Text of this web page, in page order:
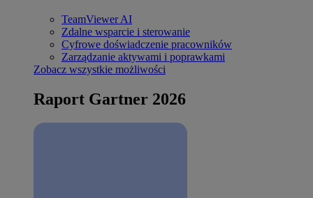
TeamViewer AI
Zdalne wsparcie i sterowanie
Cyfrowe doświadczenie pracowników
Zarządzanie aktywami i poprawkami
Zobacz wszystkie możliwości
Raport Gartner 2026